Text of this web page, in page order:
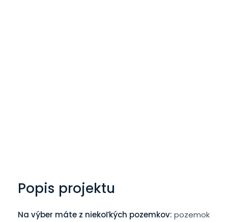
Popis projektu
Na výber máte z niekoľkých pozemkov: pozemok